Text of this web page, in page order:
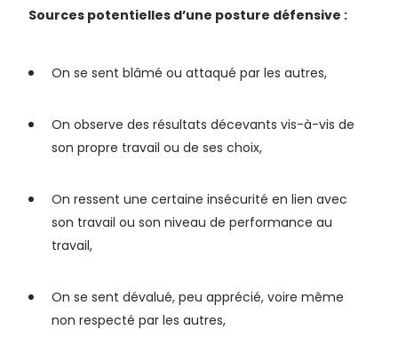
Sources potentielles d’une posture défensive :
On se sent blâmé ou attaqué par les autres,
On observe des résultats décevants vis-à-vis de
son propre travail ou de ses choix,
On ressent une certaine insécurité en lien avec
son travail ou son niveau de performance au
travail,
On se sent dévalué, peu apprécié, voire même
non respecté par les autres,